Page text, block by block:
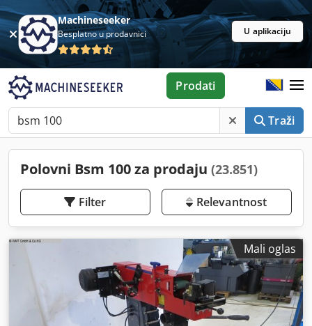
Machineseeker
Besplatno u prodavnici U aplikaciju
Traži
Prodati
Polovni Bsm 100 za prodaju (23.851)
Filter Relevantnost
Mali oglas